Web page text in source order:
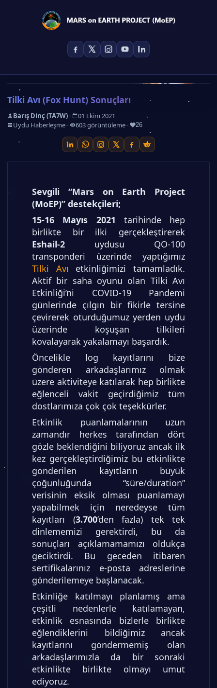
Tilki Avı (Fox Hunt) Sonuçları
Barış Dinç (TA7W)- 01 Ekim 2021
- Uydu Haberleşme- 603 görüntüleme- 26
Sevgili “Mars on Earth Project
(MoEP)” destekçileri;
15-16 Mayıs 2021 tarihinde hep
birlikte bir ilki gerçekleştirerek
Eshail-2 uydusu QO-100
transponderi üzerinde yaptığımız
Tilki Avı etkinliğimizi tamamladık.
Aktif bir saha oyunu olan Tilki Avı
Etkinliği’ni COVID-19 Pandemi
günlerinde çılgın bir fikirle tersine
çevirerek oturduğumuz yerden uydu
üzerinde koşuşan tilkileri
kovalayarak yakalamayı başardık.
Öncelikle log kayıtlarını bize
gönderen arkadaşlarımız olmak
üzere aktiviteye katılarak hep birlikte
eğlenceli vakit geçirdiğimiz tüm
dostlarımıza çok çok teşekkürler.
Etkinlik puanlamalarının uzun
zamandır herkes tarafından dört
gözle beklendiğini biliyoruz ancak ilk
kez gerçekleştirdiğimiz bu etkinlikte
gönderilen kayıtların büyük
çoğunluğunda “süre/duration”
verisinin eksik olması puanlamayı
yapabilmek için neredeyse tüm
kayıtları (3.700’den fazla) tek tek
dinlememizi gerektirdi, bu da
sonuçları açıklamamamızı oldukça
geciktirdi. Bu geceden itibaren
sertifikalarınız e-posta adreslerine
gönderilemeye başlanacak.
Etkinliğe katılmayı planlamış ama
çeşitli nedenlerle katılamayan,
etkinlik esnasında bizlerle birlikte
eğlendiklerini bildiğimiz ancak
kayıtlarını göndermemiş olan
arkadaşlarımızla da bir sonraki
etkinlikte birlikte olmayı umut
ediyoruz.